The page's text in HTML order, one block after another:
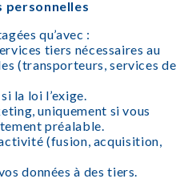
personnelles
qu’avec :
tiers nécessaires au
(transporteurs, services de
la loi l’exige.
uniquement si vous
préalable.
(fusion, acquisition,
données à des tiers.